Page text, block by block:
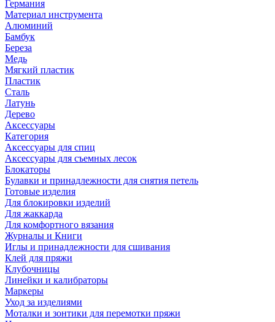
Германия
Материал инструмента
Алюминий
Бамбук
Береза
Медь
Мягкий пластик
Пластик
Сталь
Латунь
Дерево
Аксессуары
Категория
Аксессуары для спиц
Аксессуары для съемных лесок
Блокаторы
Булавки и принадлежности для снятия петель
Готовые изделия
Для блокировки изделий
Для жаккарда
Для комфортного вязания
Журналы и Книги
Иглы и принадлежности для сшивания
Клей для пряжи
Клубочницы
Линейки и калибраторы
Маркеры
Уход за изделиями
Моталки и зонтики для перемотки пряжи